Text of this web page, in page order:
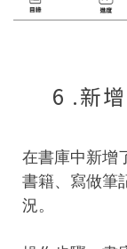
6 .新
在書庫中新增
書籍、寫做筆
況。